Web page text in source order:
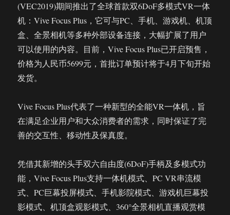
(VEC2019)期间推出了全球首款双6DoF多模式VR一体
机：Vive Focus Plus，它可与PC、手机、游戏机、机顶
盒、全景相机等多种外部设备连接，大幅扩展了用户
可以使用的内容。目前，Vive Focus Plus已开启预售，
价格为人民币5699元，首批订单预计将于4月下旬开始
发货。
Vive Focus Plus代表了一种新型的全能VR一体机，旨
在满足企业用户和大众消费者的需求，同时保证了完
善的交互性、移动性及保真度。
凭借其新增的头手双六自由度(6DoF)手柄及多模式功
能，Vive Focus Plus支持一体机模式、PC VR串流模
式、PC巨幕投屏模式、手机影院模式、游戏机巨幕投
影模式、机顶盒观影模式、360°全景相机直播观赏模